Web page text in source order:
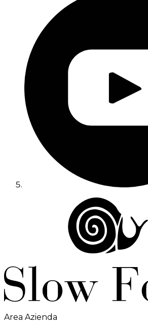
Area Azienda